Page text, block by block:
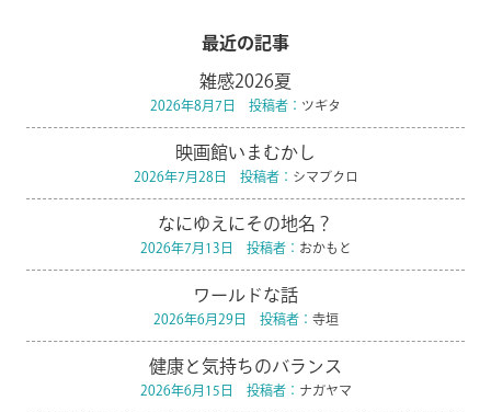
最近の記事
雑感2026夏
2026年8月7日 投稿者： ツギタ
映画館いまむかし
2026年7月28日 投稿者： シマブクロ
なにゆえにその地名？
2026年7月13日 投稿者： おかもと
ワールドな話
2026年6月29日 投稿者： 寺垣
健康と気持ちのバランス
2026年6月15日 投稿者： ナガヤマ